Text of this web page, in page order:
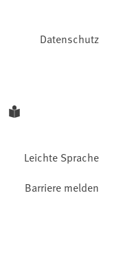
Datenschutz
Leichte Sprache
Barriere melden